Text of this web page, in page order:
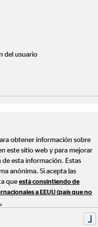
son las dificultades
que tras cualquier
solución.
dirección marcada. Y por
para que cumplan sus
los miembros de un
(ambición)
del usuario
obtener información sobre
este sitio web y para mejorar
esta información. Estas
anónima. Si acepta las
que está consintiendo de
a EEUU (país que no